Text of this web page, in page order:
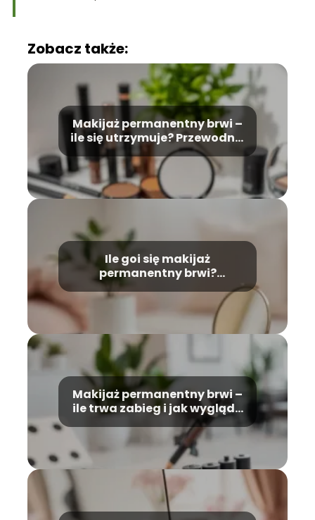
Zobacz także:
Makijaż permanentny brwi –
ile się utrzymuje? Przewodnik
po trwałości
Ile goi się makijaż
permanentny brwi?
Przewodnik po procesie
Makijaż permanentny brwi –
ile trwa zabieg i jak wygląda